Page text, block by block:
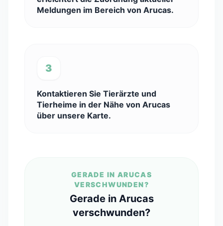
Meldungen im Bereich von Arucas.
3
Kontaktieren Sie Tierärzte und
Tierheime in der Nähe von Arucas
über unsere Karte.
GERADE IN ARUCAS
VERSCHWUNDEN?
Gerade in Arucas
verschwunden?